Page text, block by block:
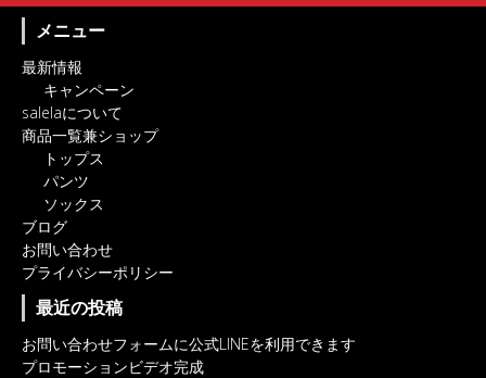
メニュー
最新情報
キャンペーン
salelaについて
商品一覧兼ショップ
トップス
パンツ
ソックス
ブログ
お問い合わせ
プライバシーポリシー
最近の投稿
お問い合わせフォームに公式LINEを利用できます
プロモーションビデオ完成